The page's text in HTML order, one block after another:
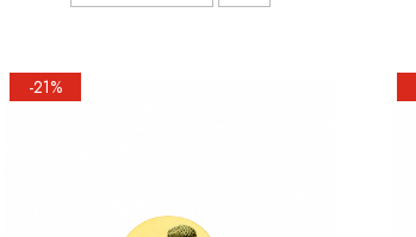
-21%